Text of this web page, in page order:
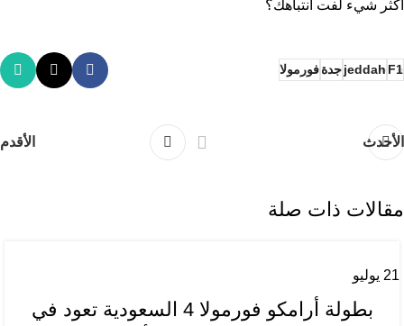
أكثر شيء لفت انتباهك؟
F1
jeddahجدةفورمولا
الأحدث الأقدم
مقالات ذات صلة
21 يوليو
بطولة أرامكو فورمولا 4 السعودية تعود في